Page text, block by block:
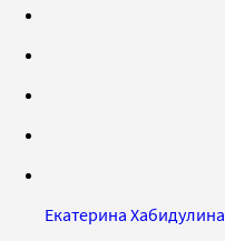
Екатерина Хабидулина